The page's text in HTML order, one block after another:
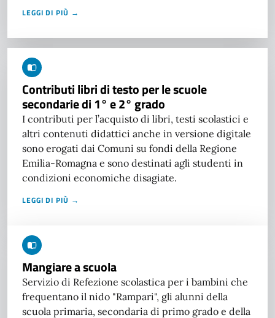
LEGGI DI PIÙ →
Contributi libri di testo per le scuole
secondarie di 1° e 2° grado
I contributi per l’acquisto di libri, testi scolastici e
altri contenuti didattici anche in versione digitale
sono erogati dai Comuni su fondi della Regione
Emilia-Romagna e sono destinati agli studenti in
condizioni economiche disagiate.
LEGGI DI PIÙ →
Mangiare a scuola
Servizio di Refezione scolastica per i bambini che
frequentano il nido "Rampari", gli alunni della
scuola primaria, secondaria di primo grado e della